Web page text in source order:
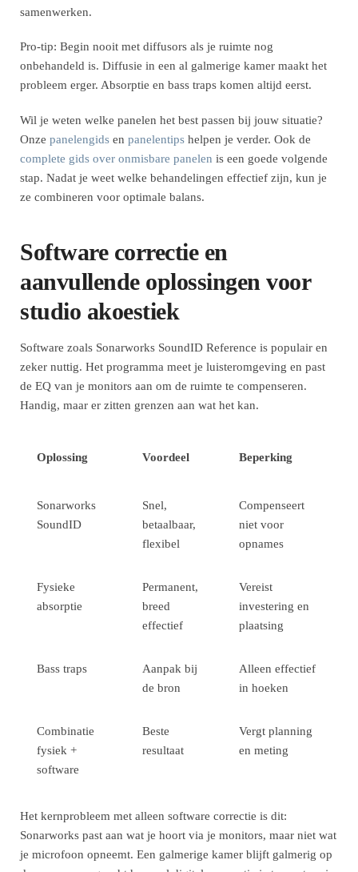
samenwerken.
Pro-tip: Begin nooit met diffusors als je ruimte nog
onbehandeld is. Diffusie in een al galmerige kamer maakt het
probleem erger. Absorptie en bass traps komen altijd eerst.
Wil je weten welke panelen het best passen bij jouw situatie?
Onze panelengids en panelentips helpen je verder. Ook de
complete gids over onmisbare panelen is een goede volgende
stap. Nadat je weet welke behandelingen effectief zijn, kun je
ze combineren voor optimale balans.
Software correctie en
aanvullende oplossingen voor
studio akoestiek
Software zoals Sonarworks SoundID Reference is populair en
zeker nuttig. Het programma meet je luisteromgeving en past
de EQ van je monitors aan om de ruimte te compenseren.
Handig, maar er zitten grenzen aan wat het kan.
Oplossing Voordeel Beperking
Sonarworks
SoundID
Snel,
betaalbaar,
flexibel
Compenseert
niet voor
opnames
Fysieke
absorptie
Permanent,
breed
effectief
Vereist
investering en
plaatsing
Bass traps
Aanpak bij
de bron
Alleen effectief
in hoeken
Combinatie
fysiek +
software
Beste
resultaat
Vergt planning
en meting
Het kernprobleem met alleen software correctie is dit:
Sonarworks past aan wat je hoort via je monitors, maar niet wat
je microfoon opneemt. Een galmerige kamer blijft galmerig op